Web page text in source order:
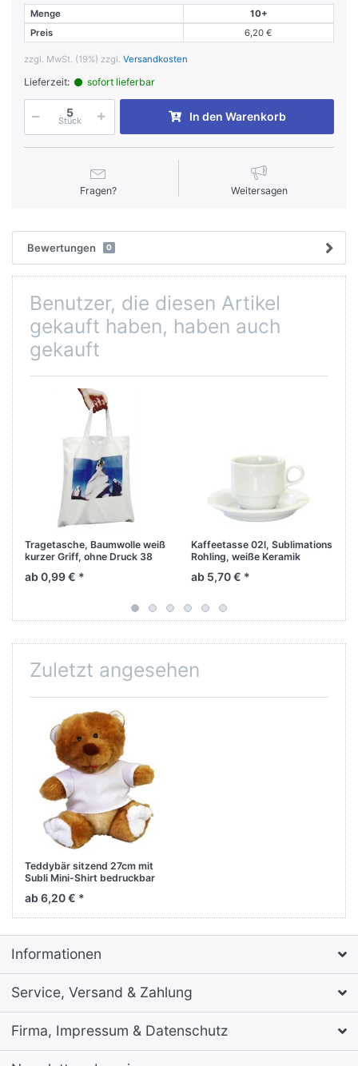
Menge
10+
Preis
6,20 €
zzgl. MwSt. (19%) zzgl. Versandkosten
Lieferzeit: sofort lieferbar
Stück In den Warenkorb
Fragen? Weitersagen
Bewertungen 0
Benutzer, die diesen Artikel
gekauft haben, haben auch
gekauft
Tragetasche, Baumwolle weiß
kurzer Griff, ohne Druck 38
ab 0,99 € *
Kaffeetasse 02l, Sublimations
Rohling, weiße Keramik
ab 5,70 € *
Zuletzt angesehen
Teddybär sitzend 27cm mit
Subli Mini-Shirt bedruckbar
ab 6,20 € *
Informationen
Service, Versand & Zahlung
Firma, Impressum & Datenschutz